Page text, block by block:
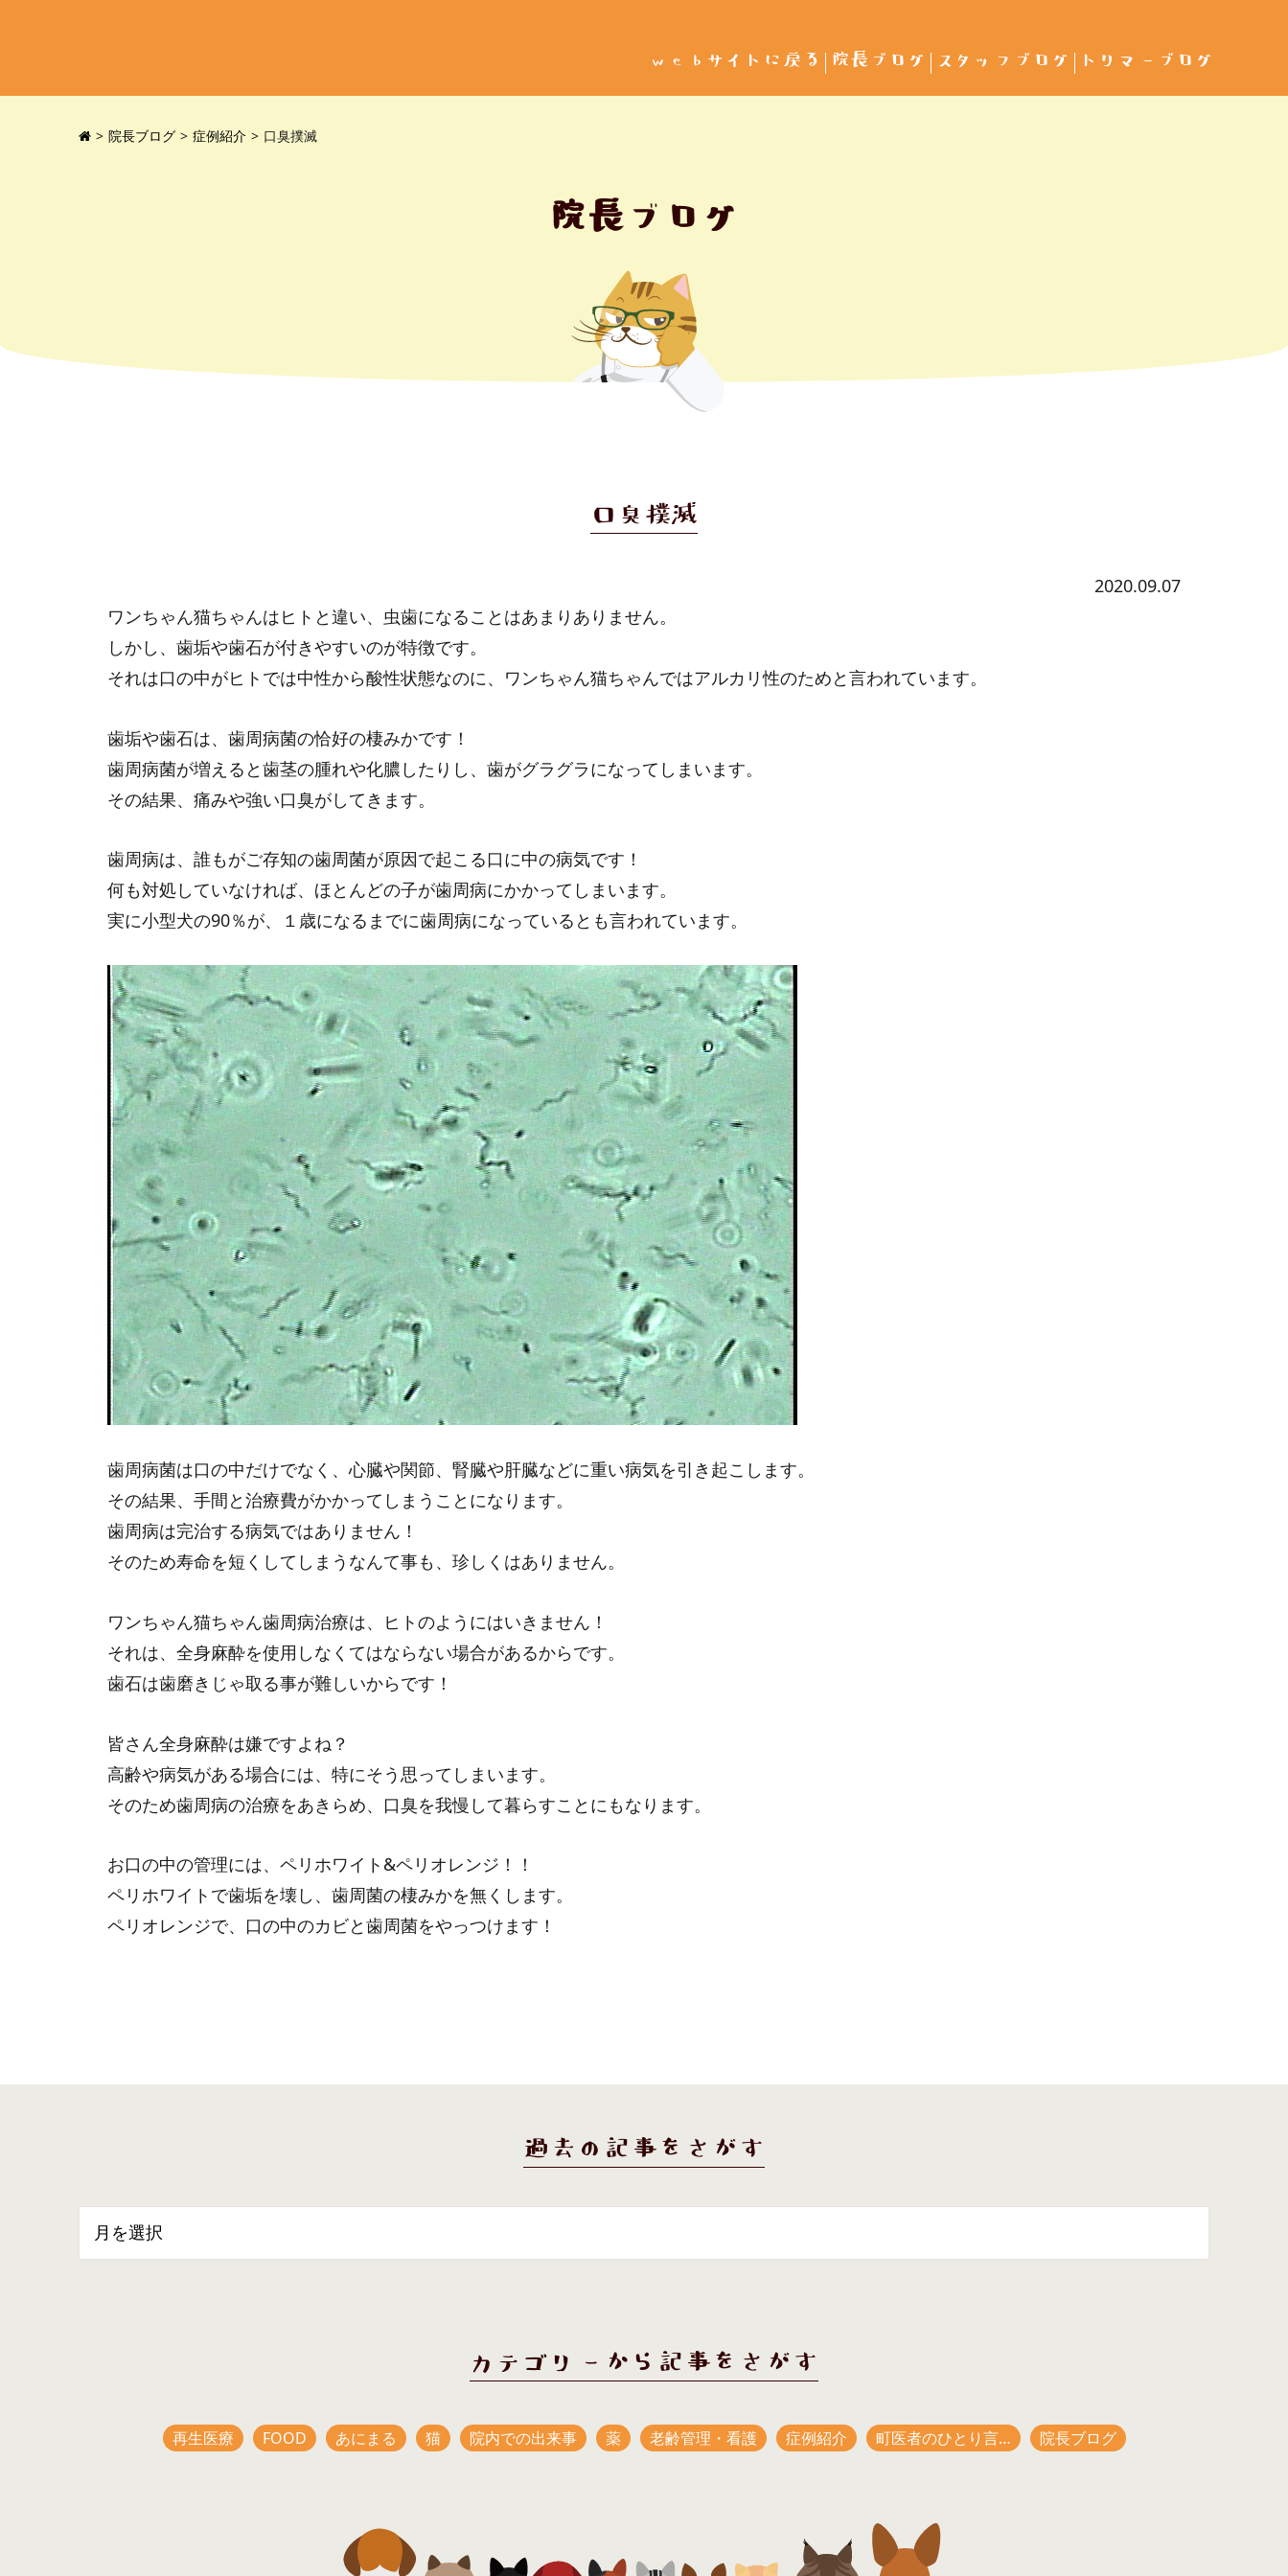
webサイトに戻る 院長ブログ スタッフブログ トリマーブログ
院長ブログ 症例紹介 口臭撲滅
院長ブログ
口臭撲滅
2020.09.07
ワンちゃん猫ちゃんはヒトと違い、虫歯になることはあまりありません。
しかし、歯垢や歯石が付きやすいのが特徴です。
それは口の中がヒトでは中性から酸性状態なのに、ワンちゃん猫ちゃんではアルカリ性のためと言われています。
歯垢や歯石は、歯周病菌の恰好の棲みかです！
歯周病菌が増えると歯茎の腫れや化膿したりし、歯がグラグラになってしまいます。
その結果、痛みや強い口臭がしてきます。
歯周病は、誰もがご存知の歯周菌が原因で起こる口に中の病気です！
何も対処していなければ、ほとんどの子が歯周病にかかってしまいます。
実に小型犬の90％が、１歳になるまでに歯周病になっているとも言われています。
歯周病菌は口の中だけでなく、心臓や関節、腎臓や肝臓などに重い病気を引き起こします。
その結果、手間と治療費がかかってしまうことになります。
歯周病は完治する病気ではありません！
そのため寿命を短くしてしまうなんて事も、珍しくはありません。
ワンちゃん猫ちゃん歯周病治療は、ヒトのようにはいきません！
それは、全身麻酔を使用しなくてはならない場合があるからです。
歯石は歯磨きじゃ取る事が難しいからです！
皆さん全身麻酔は嫌ですよね？
高齢や病気がある場合には、特にそう思ってしまいます。
そのため歯周病の治療をあきらめ、口臭を我慢して暮らすことにもなります。
お口の中の管理には、ペリホワイト&ペリオレンジ！！
ペリホワイトで歯垢を壊し、歯周菌の棲みかを無くします。
ペリオレンジで、口の中のカビと歯周菌をやっつけます！
過去の記事をさがす
カテゴリーから記事をさがす
再生医療 FOOD あにまる 猫 院内での出来事 薬 老齢管理・看護 症例紹介 町医者のひとり言… 院長ブログ